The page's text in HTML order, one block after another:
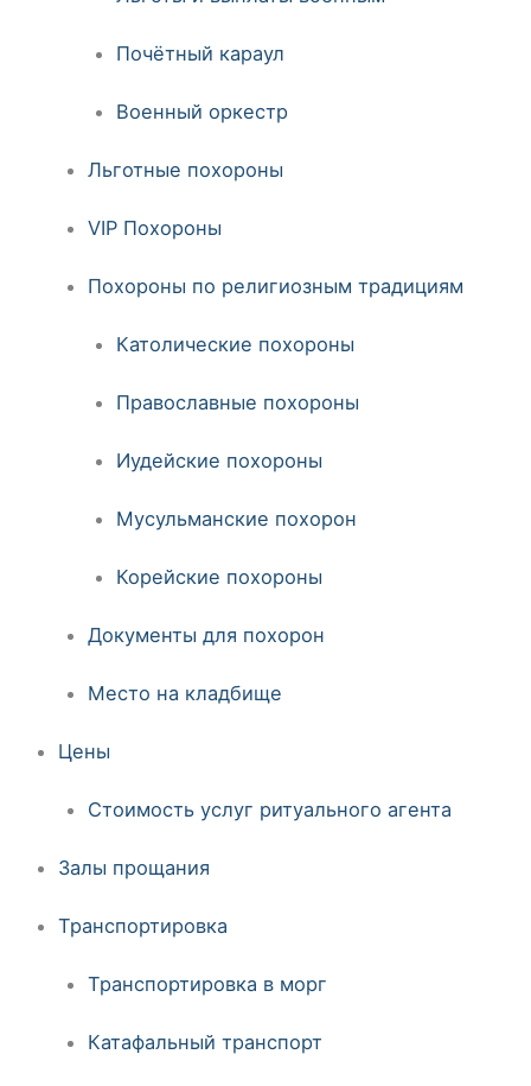
Почётный караул
Военный оркестр
Льготные похороны
VIP Похороны
Похороны по религиозным традициям
Католические похороны
Православные похороны
Иудейские похороны
Мусульманские похорон
Корейские похороны
Документы для похорон
Место на кладбище
Цены
Стоимость услуг ритуального агента
Залы прощания
Транспортировка
Транспортировка в морг
Катафальный транспорт